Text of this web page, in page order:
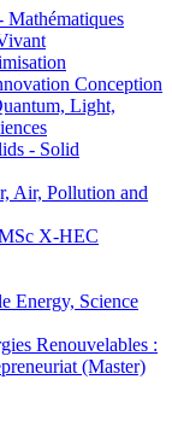
Conception
Light,
- Solid
Air, Pollution and
X-HEC
Energy, Science
Renouvelables :
(Master)